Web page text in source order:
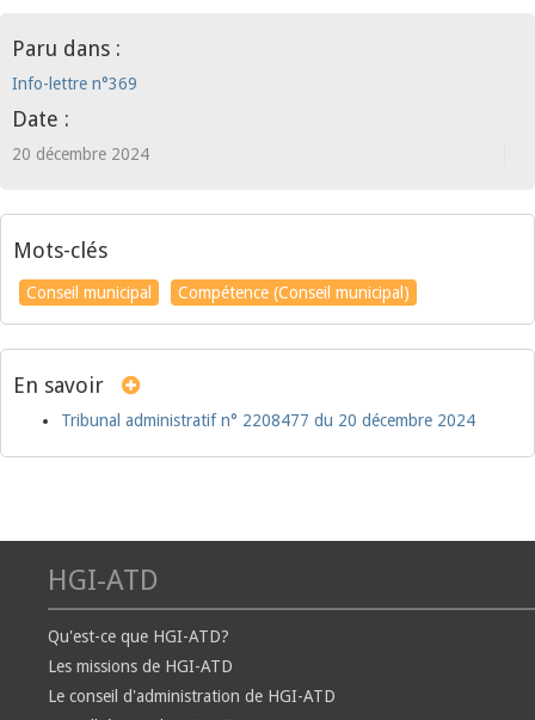
Paru dans :
Info-lettre n°369
Date :
20 décembre 2024
Mots-clés
Conseil municipal Compétence (Conseil municipal)
En savoir
Tribunal administratif n° 2208477 du 20 décembre 2024
HGI-ATD
Qu'est-ce que HGI-ATD?
Les missions de HGI-ATD
Le conseil d'administration de HGI-ATD